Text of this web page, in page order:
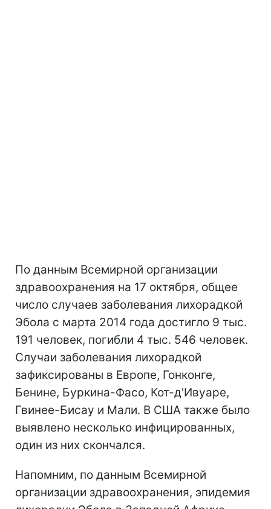
По данным Всемирной организации
здравоохранения на 17 октября, общее
число случаев заболевания лихорадкой
Эбола с марта 2014 года достигло 9 тыс.
191 человек, погибли 4 тыс. 546 человек.
Случаи заболевания лихорадкой
зафиксированы в Европе, Гонконге,
Бенине, Буркина-Фасо, Кот-д'Ивуаре,
Гвинее-Бисау и Мали. В США также было
выявлено несколько инфицированных,
один из них скончался.
Напомним, по данным Всемирной
организации здравоохранения, эпидемия